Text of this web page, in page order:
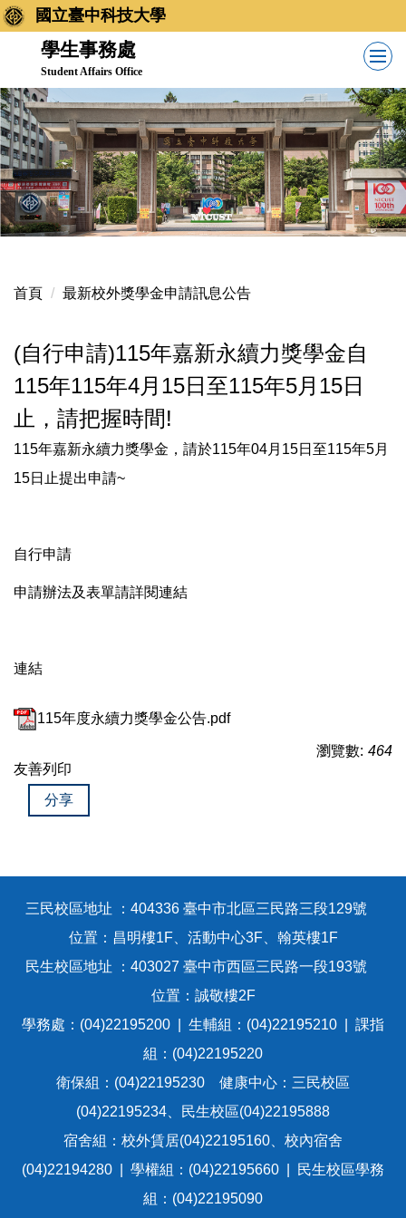
跳
到
內
容
區
國立臺中科技大學
學生事務處
Student Affairs Office
首頁 最新校外獎學金申請訊息公告
(自行申請)115年嘉新永續力獎學金自
115年115年4月15日至115年5月15日
止，請把握時間!
115年嘉新永續力獎學金，請於115年04月15日至115年5月
15日止提出申請~
自行申請
申請辦法及表單請詳閱連結
連結
115年度永續力獎學金公告.pdf
瀏覽數: 464
友善列印
分享
三民校區地址 ：404336 臺中市北區三民路三段129號
位置：昌明樓1F、活動中心3F、翰英樓1F
民生校區地址 ：403027 臺中市西區三民路一段193號
位置：誠敬樓2F
學務處：(04)22195200 | 生輔組：(04)22195210 | 課指
組：(04)22195220
衛保組：(04)22195230 健康中心：三民校區
(04)22195234、民生校區(04)22195888
宿舍組：校外賃居(04)22195160、校內宿舍
(04)22194280 | 學權組：(04)22195660 | 民生校區學務
組：(04)22195090